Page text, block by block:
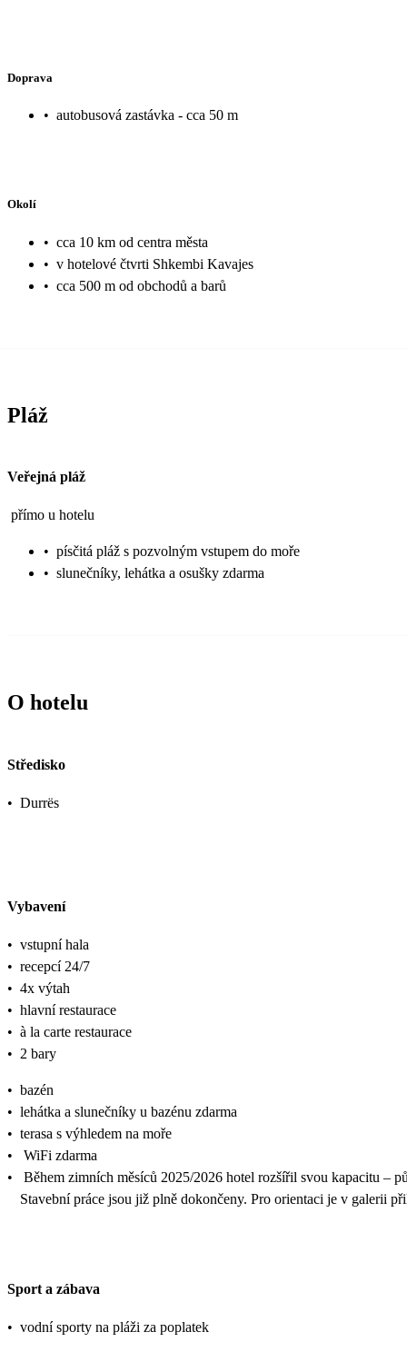
Doprava
• autobusová zastávka - cca 50 m
Okolí
• cca 10 km od centra města
• v hotelové čtvrti Shkembi Kavajes
• cca 500 m od obchodů a barů
Pláž
Veřejná pláž
přímo u hotelu
• písčitá pláž s pozvolným vstupem do moře
• slunečníky, lehátka a osušky zdarma
O hotelu
Středisko
• Durrës
Vybavení
• vstupní hala
• recepcí 24/7
• 4x výtah
• hlavní restaurace
• à la carte restaurace
• 2 bary
• bazén
• lehátka a slunečníky u bazénu zdarma
• terasa s výhledem na moře
•
WiFi zdarma
•
Během zimních měsíců 2025/2026 hotel rozšířil svou kapacitu –
Stavební práce jsou již plně dokončeny. Pro orientaci je v galerii
Sport a zábava
• vodní sporty na pláži za poplatek